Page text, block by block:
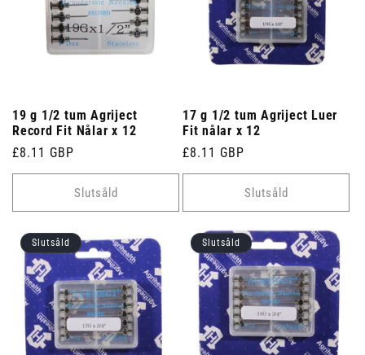
19 g 1/2 tum Agriject
Record Fit Nålar x 12
Ordinarie
pris
£8.11 GBP
Slutsåld
17 g 1/2 tum Agriject Luer
Fit nålar x 12
Ordinarie
pris
£8.11 GBP
Slutsåld
Slutsåld Slutsåld